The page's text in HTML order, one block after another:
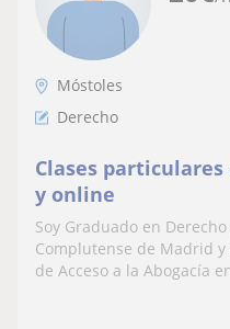
Móstoles
Derecho
Clases particulares
y online
Soy Graduado en
Complutense de Madrid
de Acceso a la Abogacía